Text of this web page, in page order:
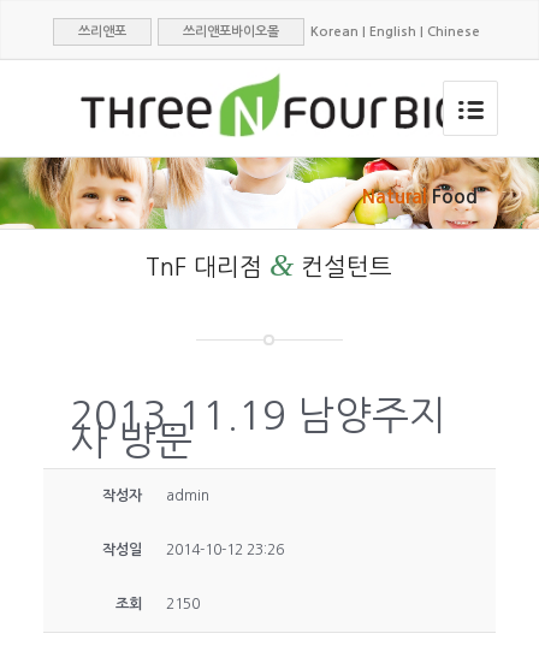
쓰리앤포 쓰리앤포바이오몰 Korean English Chinese
NaturalFood
TnF 대리점 & 컨설턴트
2013.11.19 남양주지
사 방문
작성자 admin
작성일 2014-10-12 23:26
조회 2150